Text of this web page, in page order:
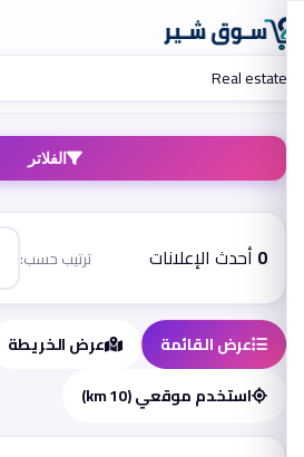
الفلاتر
0 أحدث الإعلانات ترتيب حسب:
عرض القائمة
عرض الخريطة
استخدم موقعي (10 km)